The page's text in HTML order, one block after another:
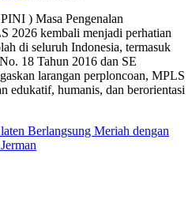
) Masa Pengenalan
2026 kembali menjadi perhatian
di seluruh Indonesia, termasuk
18 Tahun 2016 dan SE
larangan perploncoan, MPLS
edukatif, humanis, dan berorientasi